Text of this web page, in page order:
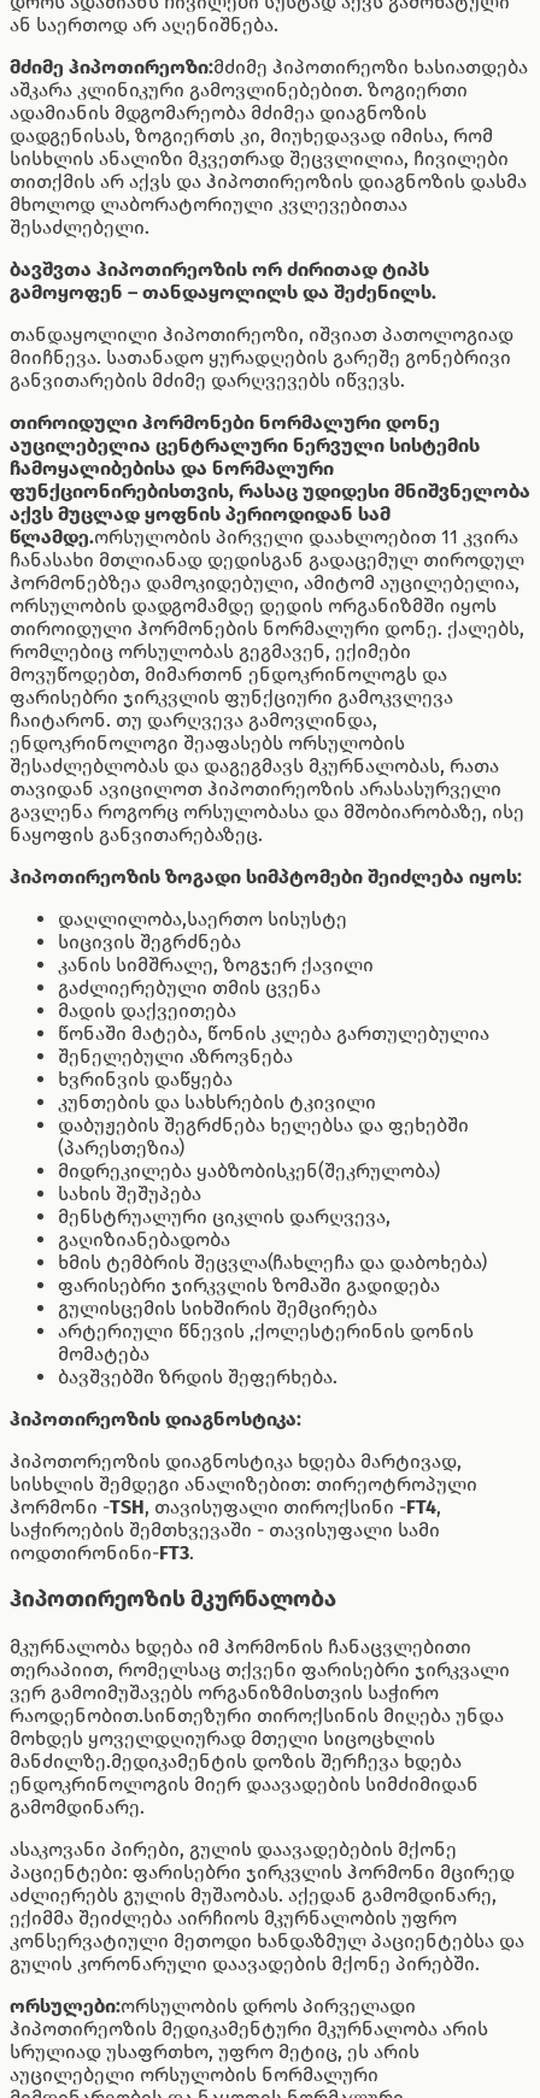
ან საერთოდ არ აღენიშნება.
მძიმე ჰიპოთირეოზი:მძიმე ჰიპოთირეოზი ხასიათდება
აშკარა კლინიკური გამოვლინებებით. ზოგიერთი
ადამიანის მდგომარეობა მძიმეა დიაგნოზის
დადგენისას, ზოგიერთს კი, მიუხედავად იმისა, რომ
სისხლის ანალიზი მკვეთრად შეცვლილია, ჩივილები
თითქმის არ აქვს და ჰიპოთირეოზის დიაგნოზის დასმა
მხოლოდ ლაბორატორიული კვლევებითაა
შესაძლებელი.
ბავშვთა ჰიპოთირეოზის ორ ძირითად ტიპს
გამოყოფენ – თანდაყოლილს და შეძენილს.
თანდაყოლილი ჰიპოთირეოზი, იშვიათ პათოლოგიად
მიიჩნევა. სათანადო ყურადღების გარეშე გონებრივი
განვითარების მძიმე დარღვევებს იწვევს.
თიროიდული ჰორმონები ნორმალური დონე
აუცილებელია ცენტრალური ნერვული სისტემის
ჩამოყალიბებისა და ნორმალური
ფუნქციონირებისთვის, რასაც უდიდესი მნიშვნელობა
აქვს მუცლად ყოფნის პერიოდიდან სამ
წლამდე.ორსულობის პირველი დაახლოებით 11 კვირა
ჩანასახი მთლიანად დედისგან გადაცემულ თიროდულ
ჰორმონებზეა დამოკიდებული, ამიტომ აუცილებელია,
ორსულობის დადგომამდე დედის ორგანიზმში იყოს
თიროიდული ჰორმონების ნორმალური დონე. ქალებს,
რომლებიც ორსულობას გეგმავენ, ექიმები
მოვუწოდებთ, მიმართონ ენდოკრინოლოგს და
ფარისებრი ჯირკვლის ფუნქციური გამოკვლევა
ჩაიტარონ. თუ დარღვევა გამოვლინდა,
ენდოკრინოლოგი შეაფასებს ორსულობის
შესაძლებლობას და დაგეგმავს მკურნალობას, რათა
თავიდან ავიცილოთ ჰიპოთირეოზის არასასურველი
გავლენა როგორც ორსულობასა და მშობიარობაზე, ისე
ნაყოფის განვითარებაზეც.
ჰიპოთირეოზის ზოგადი სიმპტომები შეიძლება იყოს:
დაღლილობა,საერთო სისუსტე
სიცივის შეგრძნება
კანის სიმშრალე, ზოგჯერ ქავილი
გაძლიერებული თმის ცვენა
მადის დაქვეითება
წონაში მატება, წონის კლება გართულებულია
შენელებული აზროვნება
ხვრინვის დაწყება
კუნთების და სახსრების ტკივილი
დაბუჟების შეგრძნება ხელებსა და ფეხებში
(პარესთეზია)
მიდრეკილება ყაბზობისკენ(შეკრულობა)
სახის შეშუპება
მენსტრუალური ციკლის დარღვევა,
გაღიზიანებადობა
ხმის ტემბრის შეცვლა(ჩახლეჩა და დაბოხება)
ფარისებრი ჯირკვლის ზომაში გადიდება
გულისცემის სიხშირის შემცირება
არტერიული წნევის ,ქოლესტერინის დონის
მომატება
ბავშვებში ზრდის შეფერხება.
ჰიპოთირეოზის დიაგნოსტიკა:
ჰიპოთორეოზის დიაგნოსტიკა ხდება მარტივად,
სისხლის შემდეგი ანალიზებით: თირეოტროპული
ჰორმონი -TSH, თავისუფალი თიროქსინი -FT4,
საჭიროების შემთხვევაში - თავისუფალი სამი
იოდთირონინი-FT3.
ჰიპოთირეოზის მკურნალობა
მკურნალობა ხდება იმ ჰორმონის ჩანაცვლებითი
თერაპიით, რომელსაც თქვენი ფარისებრი ჯირკვალი
ვერ გამოიმუშავებს ორგანიზმისთვის საჭირო
რაოდენობით.სინთეზური თიროქსინის მიღება უნდა
მოხდეს ყოველდღიურად მთელი სიცოცხლის
მანძილზე.მედიკამენტის დოზის შერჩევა ხდება
ენდოკრინოლოგის მიერ დაავადების სიმძიმიდან
გამომდინარე.
ასაკოვანი პირები, გულის დაავადებების მქონე
პაციენტები: ფარისებრი ჯირკვლის ჰორმონი მცირედ
აძლიერებს გულის მუშაობას. აქედან გამომდინარე,
ექიმმა შეიძლება აირჩიოს მკურნალობის უფრო
კონსერვატიული მეთოდი ხანდაზმულ პაციენტებსა და
გულის კორონარული დაავადების მქონე პირებში.
ორსულები:ორსულობის დროს პირველადი
ჰიპოთირეოზის მედიკამენტური მკურნალობა არის
სრულიად უსაფრთხო, უფრო მეტიც, ეს არის
აუცილებელი ორსულობის ნორმალური